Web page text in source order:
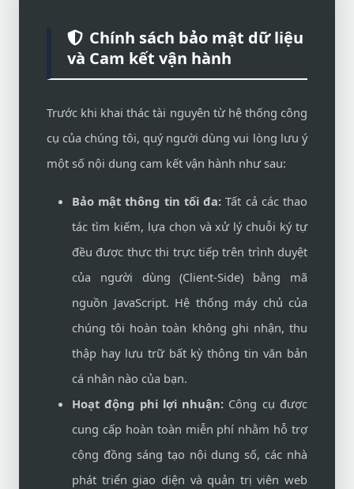
Chính sách bảo mật dữ liệu
và Cam kết vận hành
Trước khi khai thác tài nguyên từ hệ thống công
cụ của chúng tôi, quý người dùng vui lòng lưu ý
một số nội dung cam kết vận hành như sau:
Bảo mật thông tin tối đa: Tất cả các thao
tác tìm kiếm, lựa chọn và xử lý chuỗi ký tự
đều được thực thi trực tiếp trên trình duyệt
của người dùng (Client-Side) bằng mã
nguồn JavaScript. Hệ thống máy chủ của
chúng tôi hoàn toàn không ghi nhận, thu
thập hay lưu trữ bất kỳ thông tin văn bản
cá nhân nào của bạn.
Hoạt động phi lợi nhuận: Công cụ được
cung cấp hoàn toàn miễn phí nhằm hỗ trợ
cộng đồng sáng tạo nội dung số, các nhà
phát triển giao diện và quản trị viên web